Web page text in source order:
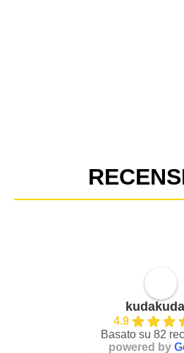
4.9
Basato su 82
powered by G